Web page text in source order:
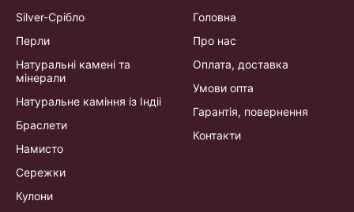
Silver-Срібло
Перли
Натуральні камені та
мінерали
Натуральне каміння із Індіі
Браслети
Намисто
Сережки
Кулони
Головна
Про нас
Оплата, доставка
Умови опта
Гарантія, повернення
Контакти